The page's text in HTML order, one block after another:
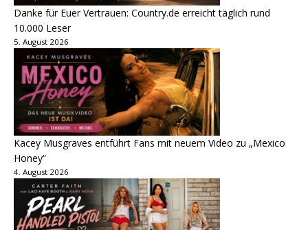
Danke für Euer Vertrauen: Country.de erreicht täglich rund
10.000 Leser
5. August 2026
Kacey Musgraves entführt Fans mit neuem Video zu „Mexico
Honey“
4. August 2026